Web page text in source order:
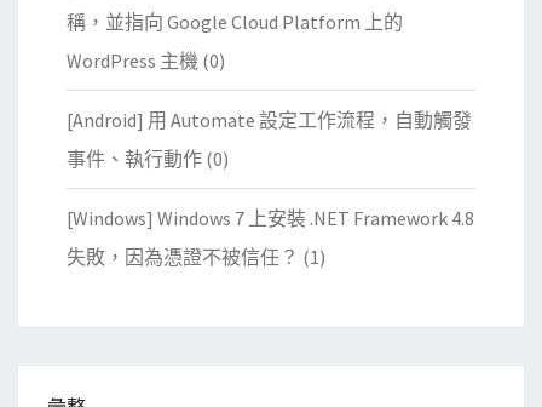
稱，並指向 Google Cloud Platform 上的
WordPress 主機 (0)
[Android] 用 Automate 設定工作流程，自動觸發
事件、執行動作 (0)
[Windows] Windows 7 上安裝 .NET Framework 4.8
失敗，因為憑證不被信任？ (1)